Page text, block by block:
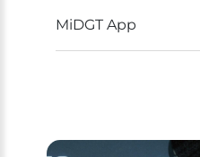
MiDGT App